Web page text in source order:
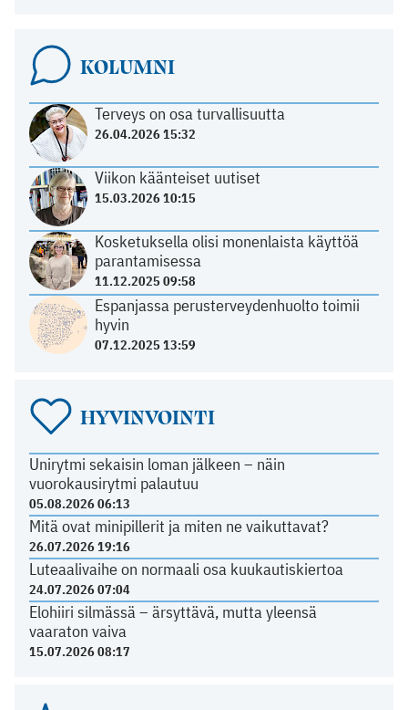
KOLUMNI
Terveys on osa turvallisuutta
26.04.2026 15:32
Viikon käänteiset uutiset
15.03.2026 10:15
Kosketuksella olisi monenlaista käyttöä
parantamisessa
11.12.2025 09:58
Espanjassa perusterveydenhuolto toimii
hyvin
07.12.2025 13:59
HYVINVOINTI
Unirytmi sekaisin loman jälkeen – näin
vuorokausirytmi palautuu
05.08.2026 06:13
Mitä ovat minipillerit ja miten ne vaikuttavat?
26.07.2026 19:16
Luteaalivaihe on normaali osa kuukautiskiertoa
24.07.2026 07:04
Elohiiri silmässä – ärsyttävä, mutta yleensä
vaaraton vaiva
15.07.2026 08:17